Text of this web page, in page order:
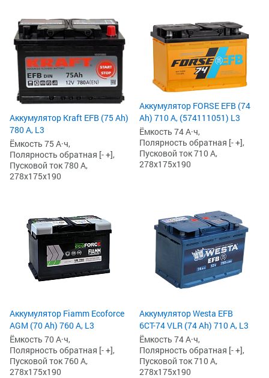
Аккумулятор Kraft EFB (75 Ah)
780 А, L3
Ёмкость 75 А·ч,
Полярность обратная [- +],
Пусковой ток 780 А,
278x175x190
Аккумулятор FORSE EFB (74
Ah) 710 А, (574111051) L3
Ёмкость 74 А·ч,
Полярность обратная [- +],
Пусковой ток 710 А,
278x175x190
Аккумулятор Fiamm Ecoforce
AGM (70 Ah) 760 А, L3
Ёмкость 70 А·ч,
Полярность обратная [- +],
Пусковой ток 760 А,
278x175x190
Аккумулятор Westa EFB
6СТ-74 VLR (74 Ah) 710 А, L3
Ёмкость 74 А·ч,
Полярность обратная [- +],
Пусковой ток 710 А,
278x175x190